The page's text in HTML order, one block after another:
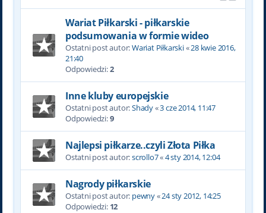
Wariat Piłkarski - piłkarskie
podsumowania w formie wideo
Ostatni post autor:Wariat Piłkarski«28 kwie 2016,
21:40
Odpowiedzi:2
Inne kluby europejskie
Ostatni post autor:Shady«3 cze 2014, 11:47
Odpowiedzi:9
Najlepsi piłkarze..czyli Złota Piłka
Ostatni post autor:scrollo7«4 sty 2014, 12:04
Nagrody piłkarskie
Ostatni post autor: pewny«24 sty 2012, 14:25
Odpowiedzi: 12